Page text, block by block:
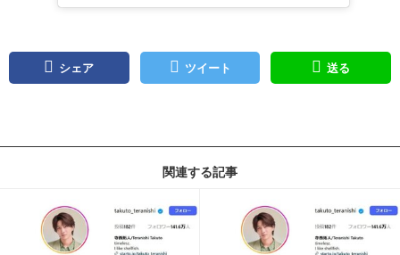
シェア ツイート 送る
関連する記事